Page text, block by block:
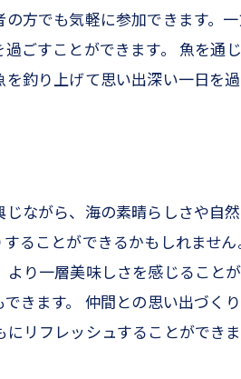
方でも気軽に参加できます。
ごすことができます。 魚を通
釣り上げて思い出深い一日を過
ながら、海の素晴らしさや自
ることができるかもしれませ
り一層美味しさを感じること
きます。 仲間との思い出づく
リフレッシュすることができ